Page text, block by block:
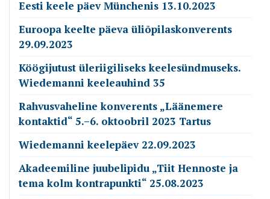
Eesti keele päev Münchenis 13.10.2023
Euroopa keelte päeva üliõpilaskonverents
29.09.2023
Köögijutust üleriigiliseks keelesündmuseks.
Wiedemanni keeleauhind 35
Rahvusvaheline konverents „Läänemere
kontaktid“ 5.–6. oktoobril 2023 Tartus
Wiedemanni keelepäev 22.09.2023
Akadeemiline juubelipidu „Tiit Hennoste ja
tema kolm kontrapunkti“ 25.08.2023